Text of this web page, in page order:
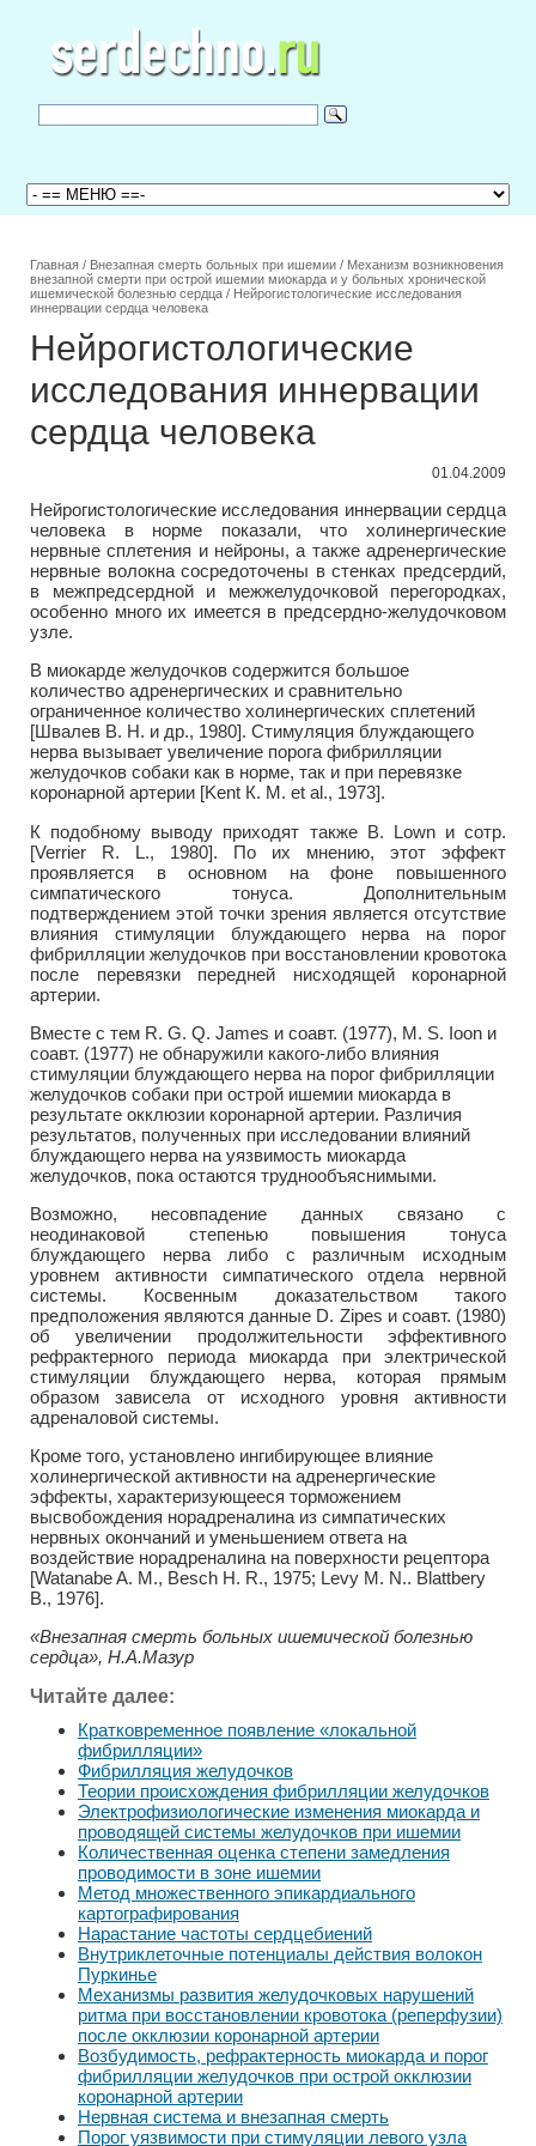
Главная / Внезапная смерть больных при ишемии / Механизм возникновения
внезапной смерти при острой ишемии миокарда и у больных хронической
ишемической болезнью сердца / Нейрогистологические исследования
иннервации сердца человека
Нейрогистологические
исследования иннервации
сердца человека
01.04.2009
Нейрогистологические исследования иннервации сердца
человека в норме показали, что холинергические
нервные сплетения и нейроны, а также адренергические
нервные волокна сосредоточены в стенках предсердий,
в межпредсердной и межжелудочковой перегородках,
особенно много их имеется в предсердно-желудочковом
узле.
В миокарде желудочков содержится большое
количество адренергических и сравнительно
ограниченное количество холинергических сплетений
[Швалев В. Н. и др., 1980]. Стимуляция блуждающего
нерва вызывает увеличение порога фибрилляции
желудочков собаки как в норме, так и при перевязке
коронарной артерии [Kent К. М. et al., 1973].
К подобному выводу приходят также В. Lown и сотр.
[Verrier R. L., 1980]. По их мнению, этот эффект
проявляется в основном на фоне повышенного
симпатического тонуса. Дополнительным
подтверждением этой точки зрения является отсутствие
влияния стимуляции блуждающего нерва на порог
фибрилляции желудочков при восстановлении кровотока
после перевязки передней нисходящей коронарной
артерии.
Вместе с тем R. G. Q. James и соавт. (1977), М. S. Ioon и
соавт. (1977) не обнаружили какого-либо влияния
стимуляции блуждающего нерва на порог фибрилляции
желудочков собаки при острой ишемии миокарда в
результате окклюзии коронарной артерии. Различия
результатов, полученных при исследовании влияний
блуждающего нерва на уязвимость миокарда
желудочков, пока остаются труднообъяснимыми.
Возможно, несовпадение данных связано с
неодинаковой степенью повышения тонуса
блуждающего нерва либо с различным исходным
уровнем активности симпатического отдела нервной
системы. Косвенным доказательством такого
предположения являются данные D. Zipes и соавт. (1980)
об увеличении продолжительности эффективного
рефрактерного периода миокарда при электрической
стимуляции блуждающего нерва, которая прямым
образом зависела от исходного уровня активности
адреналовой системы.
Кроме того, установлено ингибирующее влияние
холинергической активности на адренергические
эффекты, характеризующееся торможением
высвобождения норадреналина из симпатических
нервных окончаний и уменьшением ответа на
воздействие норадреналина на поверхности рецептора
[Watanabe A. M., Besch H. R., 1975; Levy М. N.. Blattbery
В., 1976].
«Внезапная смерть больных ишемической болезнью
сердца», Н.А.Мазур
Читайте далее:
Кратковременное появление «локальной
фибрилляции»
Фибрилляция желудочков
Теории происхождения фибрилляции желудочков
Электрофизиологические изменения миокарда и
проводящей системы желудочков при ишемии
Количественная оценка степени замедления
проводимости в зоне ишемии
Метод множественного эпикардиального
картографирования
Нарастание частоты сердцебиений
Внутриклеточные потенциалы действия волокон
Пуркинье
Механизмы развития желудочковых нарушений
ритма при восстановлении кровотока (реперфузии)
после окклюзии коронарной артерии
Возбудимость, рефрактерность миокарда и порог
фибрилляции желудочков при острой окклюзии
коронарной артерии
Нервная система и внезапная смерть
Порог уязвимости при стимуляции левого узла